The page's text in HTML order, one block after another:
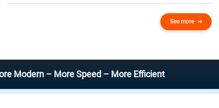
See more
– More Speed – More Efficient